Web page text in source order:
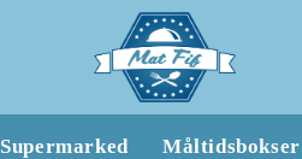
Supermarked Måltidsbokser